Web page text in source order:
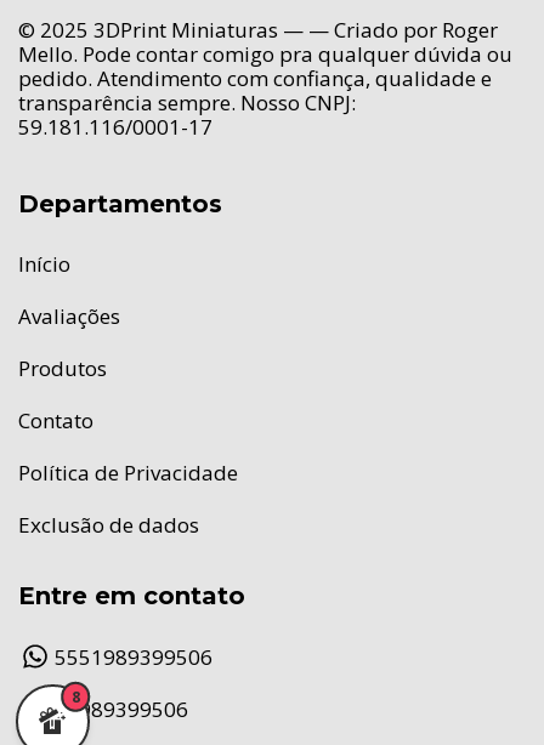
© 2025 3DPrint Miniaturas — — Criado por Roger
Mello. Pode contar comigo pra qualquer dúvida ou
pedido. Atendimento com confiança, qualidade e
transparência sempre. Nosso CNPJ:
59.181.116/0001-17
Departamentos
Início
Avaliações
Produtos
Contato
Política de Privacidade
Exclusão de dados
Entre em contato
5551989399506
51989399506
8